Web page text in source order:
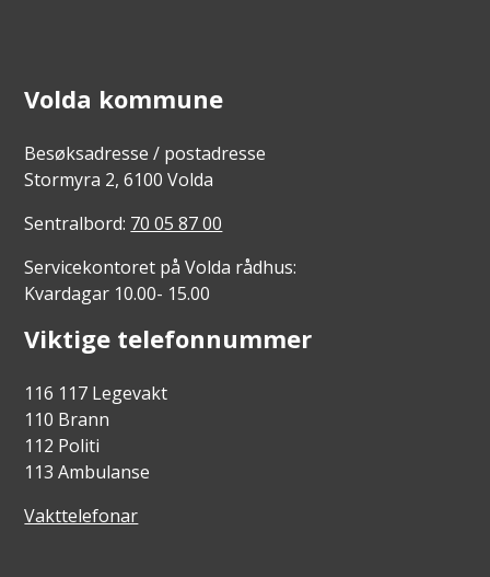
Volda kommune
Besøksadresse / postadresse
Stormyra 2, 6100 Volda
Sentralbord: 70 05 87 00
Servicekontoret på Volda rådhus:
Kvardagar 10.00- 15.00
Viktige telefonnummer
116 117 Legevakt
110 Brann
112 Politi
113 Ambulanse
Vakttelefonar